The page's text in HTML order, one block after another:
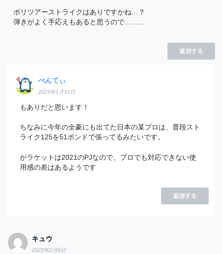
ポリツアーストライクはありですかね…？
弾きがよく手応えもあると思うので………
返信する
ぺんてぃ
2023年1月31日
もありだと思います！
ちなみに今年の全豪にも出てた日本の某プロは、普段スト
ライク125を51ポンドで張ってるみたいです。
がラケットは2021のPJなので、プロでも対応できない使
用感の差はあるようです
返信する
キュウ
2023年2月6日